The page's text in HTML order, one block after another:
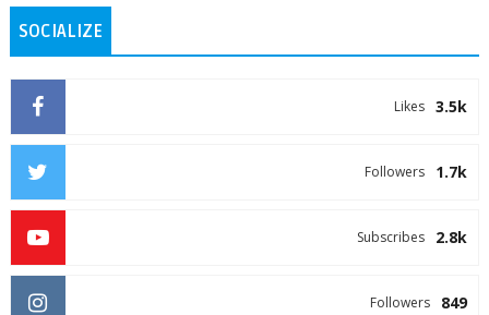
SOCIALIZE
3.5k
Likes
1.7k
Followers
2.8k
Subscribes
849
Followers